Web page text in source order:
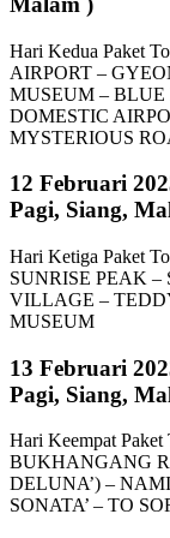
Hari Kedua Paket
AIRPORT –
MUSEUM – BLUE
DOMESTIC
MYSTERIOUS
12 Februari
Pagi, Siang,
Hari Ketiga Paket
SUNRISE PEAK –
VILLAGE –
MUSEUM
13 Februari
Pagi, Siang,
Hari Keempat
BUKHANGANG
DELUNA’) –
SONATA’ – TO